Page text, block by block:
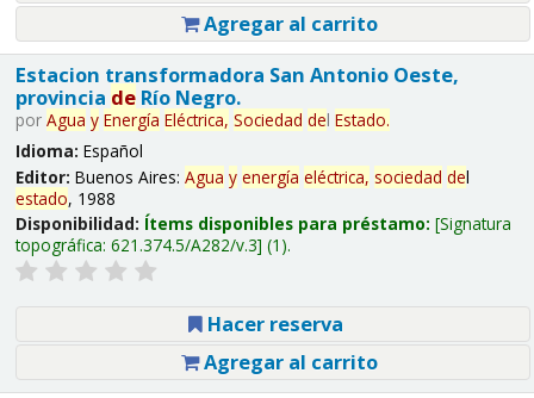
Agregar al carrito
Estacion transformadora San Antonio Oeste,
provincia deRío Negro.
por Agua y Energía Eléctrica, Sociedad del Estado.
Idioma: Español
Editor: Buenos Aires: Agua y energía eléctrica, sociedad del
estado, 1988
Disponibilidad: Ítems disponibles para préstamo: Signatura
topográfica: 621.374.5/A282/v.3 (1).
Hacer reserva
Agregar al carrito